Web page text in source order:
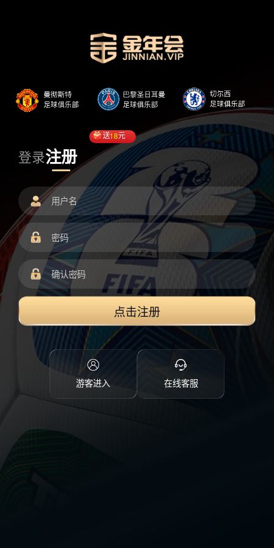
登录注册
送18元
点击注册
游客进入 在线客服